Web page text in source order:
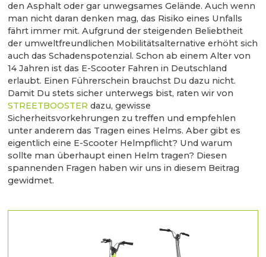
den Asphalt oder gar unwegsames Gelände. Auch wenn
man nicht daran denken mag, das Risiko eines Unfalls
fährt immer mit. Aufgrund der steigenden Beliebtheit
der umweltfreundlichen Mobilitätsalternative erhöht sich
auch das Schadenspotenzial. Schon ab einem Alter von
14 Jahren ist das E-Scooter Fahren in Deutschland
erlaubt. Einen Führerschein brauchst Du dazu nicht.
Damit Du stets sicher unterwegs bist, raten wir von
STREETBOOSTER dazu, gewisse
Sicherheitsvorkehrungen zu treffen und empfehlen
unter anderem das Tragen eines Helms. Aber gibt es
eigentlich eine E-Scooter Helmpflicht? Und warum
sollte man überhaupt einen Helm tragen? Diesen
spannenden Fragen haben wir uns in diesem Beitrag
gewidmet.